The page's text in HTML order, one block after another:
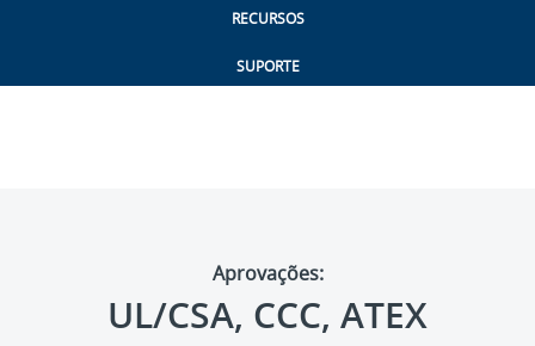
RECURSOS
SUPORTE
Aprovações:
UL/CSA, CCC, ATEX